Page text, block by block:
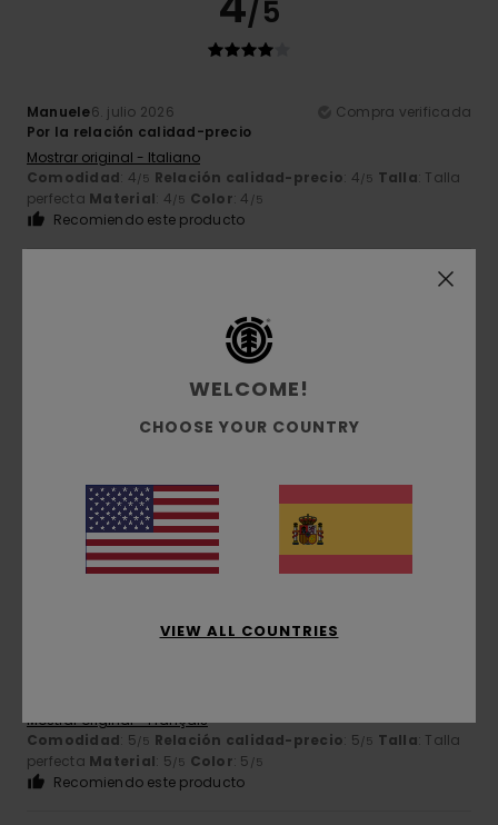
/5
Manuele6. julio 2026
Compra verificada
Por la relación calidad-precio
Mostrar original - Italiano
Comodidad: 4/5 Relación calidad-precio: 4/5 Talla: Talla
perfecta Material: 4/5 Color: 4 /5
Recomiendo este producto
perfectaMaterial: 5 Color
Recomiendo este producto
5 /5
Mostrar original - Français
Comodidad: 5/5 Relación calidad-precio: 5/5 Talla: Talla
perfecta Material: 5/5 Color: 5 /5
Recomiendo este producto
WELCOME!
CHOOSE YOUR COUNTRY
VIEW ALL COUNTRIES